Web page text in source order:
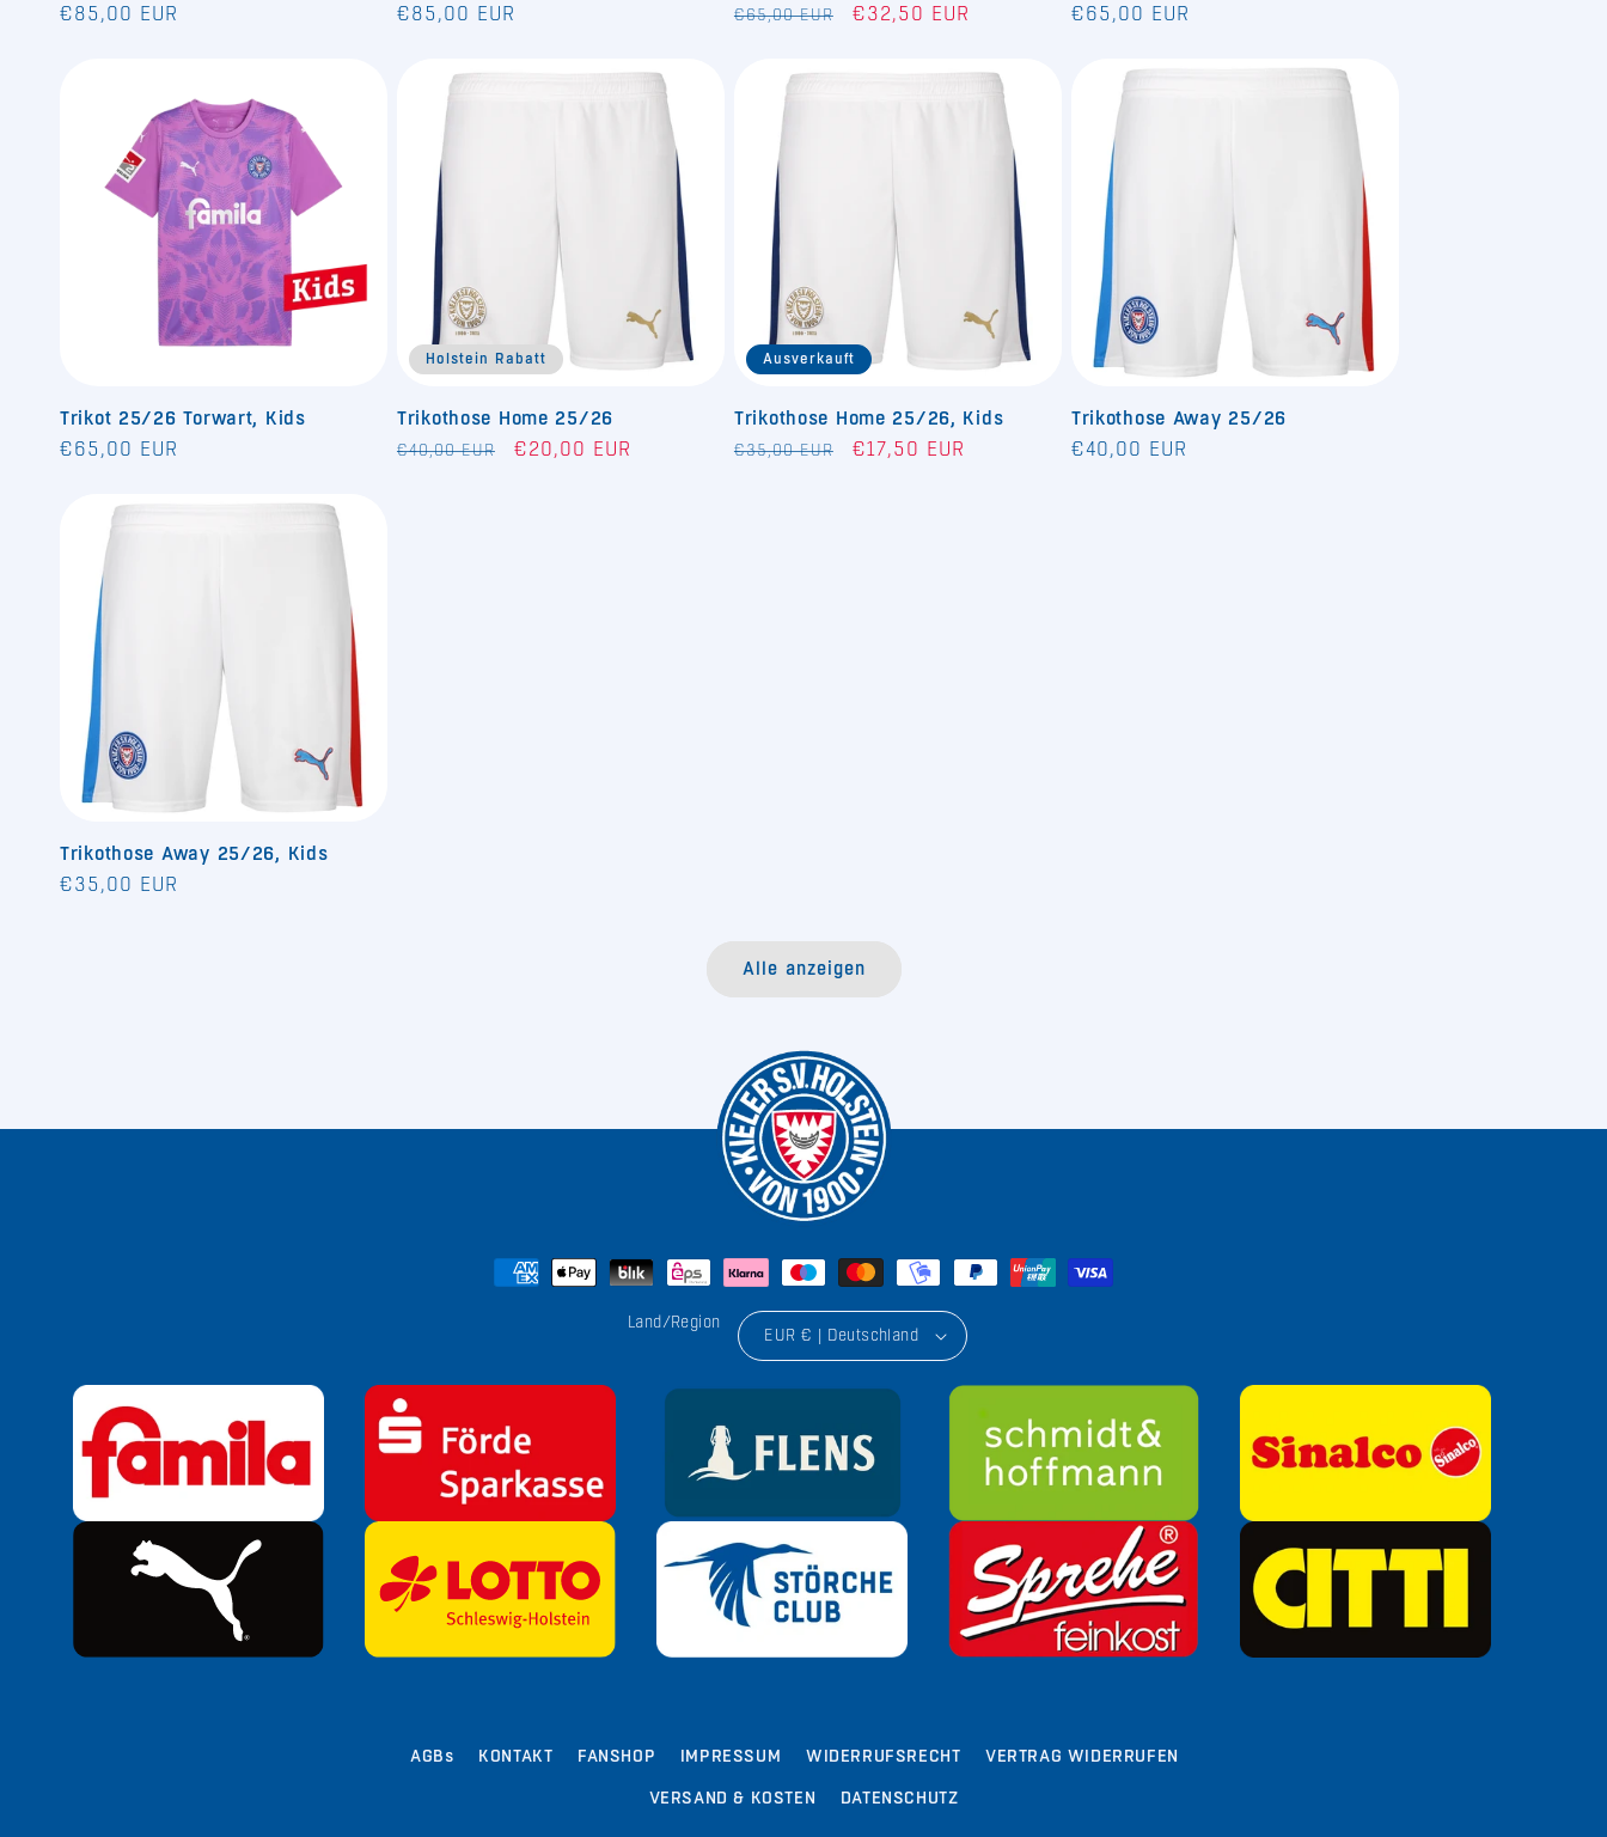
Normaler
€85,00 EUR
Normaler
€85,00 EUR
Normaler
€65,00 EUR Verkaufspreis
€32,50 EUR
Normaler
€65,00 EUR
Trikot 25/26 Torwart, Kids
Normaler
€65,00 EUR
Holstein Rabatt
Trikothose Home 25/26
Normaler
€40,00 EUR Verkaufspreis
€20,00 EUR
Ausverkauft
Trikothose Home 25/26, Kids
Normaler
€35,00 EUR Verkaufspreis
€17,50 EUR
Trikothose Away 25/26
Normaler
€40,00 EUR
Trikothose Away 25/26, Kids
Normaler
€35,00 EUR
Alle anzeigen
Land/Region
EUR € | Deutschland
AGBs KONTAKT FANSHOP IMPRESSUM WIDERRUFSRECHT VERTRAG WIDERRUFEN
VERSAND & KOSTEN DATENSCHUTZ